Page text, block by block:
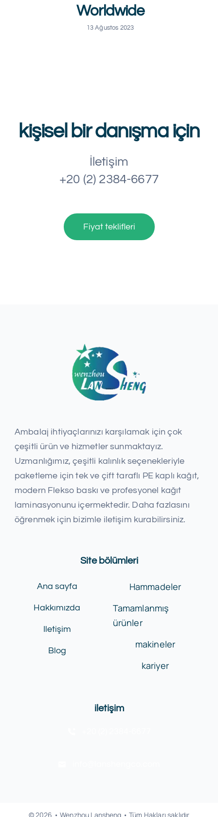
Worldwide
13 Ağustos 2023
kişisel bir danışma için
İletişim
+20 (2) 2384-6677
Fiyat teklifleri
Ambalaj ihtiyaçlarınızı karşılamak için çok
çeşitli ürün ve hizmetler sunmaktayız.
Uzmanlığımız, çeşitli kalınlık seçenekleriyle
paketleme için tek ve çift taraflı PE kaplı kağıt,
modern Flekso baskı ve profesyonel kağıt
laminasyonunu içermektedir. Daha fazlasını
öğrenmek için bizimle iletişim kurabilirsiniz.
Site bölümleri
Ana sayfa
Hakkımızda
Iletişim
Blog
Hammadeler
Tamamlanmış
ürünler
makineler
kariyer
iletişim
© 2026 • Wenzhou Lansheng • Tüm Hakları saklıdır